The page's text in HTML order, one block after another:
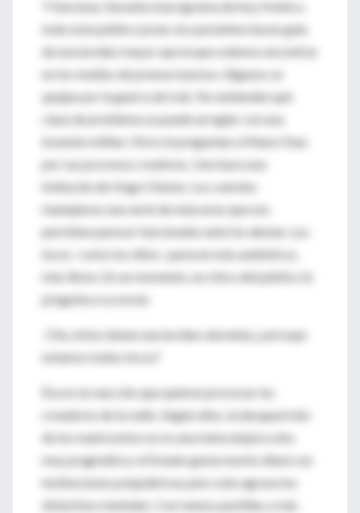
Y funciona. Durante el programa de hoy, frente a
todo este público joven, los pacientes hacen gala
de una lucidez mayor que la que solemos encontrar
en los medios de prensa masivos. Algunos se
quejan por la guerra de Irak. No entienden qué
clase de problema se puede arreglar con una
invasión militar. Otros le preguntan a Manu Chao
por sus procesos creativos. Uno hace una
imitación de Hugo Chávez. Los cuerdos
manejamos una serie de máscaras que nos
permiten parecer funcionales ante los demás. Los
locos -como los niños- parecen más auténticos,
más libres. En un momento, un chico del público le
pregunta a su novia:
-Che, éstos tienen una lucidez absoluta ¿será que
estamos todos locos?
Ésa es la reacción que quieren provocar los
creadores de la radio. Según ellos, la desaparición
de los manicomios no es una meta utópica sino
muy pragmática: el Estado gasta mucho dinero en
instituciones psiquiátricas pero sólo agrava los
disturbios mentales. Con menos pastillas y más